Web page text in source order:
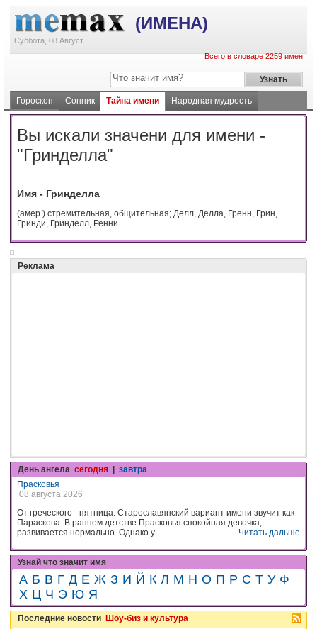
(ИМЕНА)
Суббота, 08 Август
Всего в словаре 2259 имен
Гороскоп Сонник Тайна имени Народная мудрость
Вы искали значени для имени -
"Гринделла"
Имя - Гринделла
(амер.) стремительная, общительная; Делл, Делла, Гренн, Грин,
Гринди, Гринделл, Ренни
Реклама
День ангела сегодня | завтра
Прасковья
08 августа 2026
От греческого - пятница. Старославянский вариант имени звучит как
Параскева. В раннем детстве Прасковья спокойная девочка,
развивается нормально. Однако у...
Читать дальше
Узнай что значит имя
А Б В Г Д Е Ж З И Й К Л М Н О П Р С Т У Ф
Х Ц Ч Э Ю Я
Последние новости Шоу-биз и культура